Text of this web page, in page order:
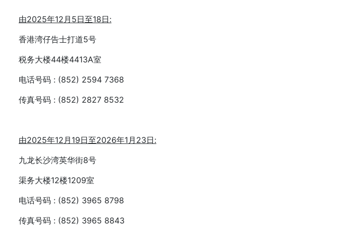
由2025年12月 5日至18日:
香港湾仔告士打道5号
税务大楼44楼4413A室
电话号码 : (852) 2594 7368
传真号码 : (852) 2827 8532
由2025年12月 19日至2026年1月 23日:
九龙长沙湾英华街8号
渠务大楼12楼1209室
电话号码 : (852) 3965 8798
传真号码 : (852) 3965 8843